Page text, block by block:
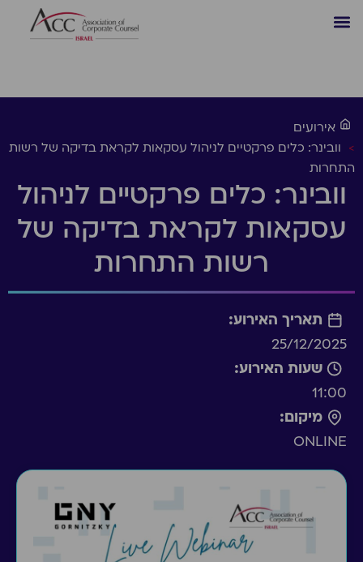
אירועים
> וובינר: כלים פרקטיים לניהול עסקאות לקראת בדיקה של רשות
התחרות
וובינר: כלים פרקטיים לניהול
עסקאות לקראת בדיקה של
רשות התחרות
תאריך האירוע:
25/12/2025
שעות האירוע:
11:00
מיקום:
ONLINE